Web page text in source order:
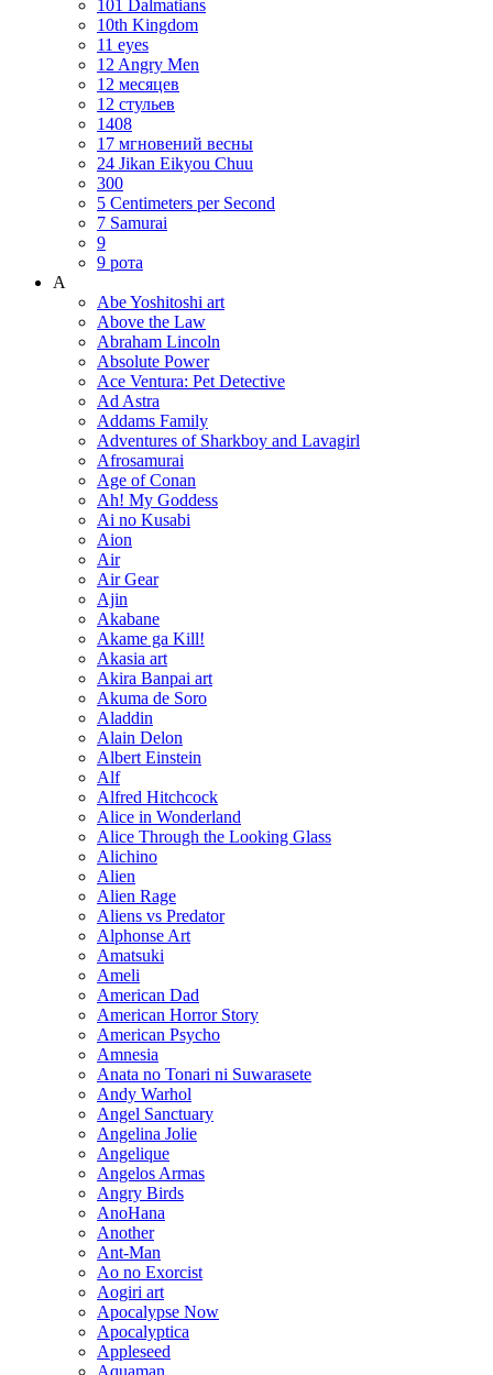
101 Dalmatians
10th Kingdom
11 eyes
12 Angry Men
12 месяцев
12 стульев
1408
17 мгновений весны
24 Jikan Eikyou Chuu
300
5 Centimeters per Second
7 Samurai
9
9 рота
A
Abe Yoshitoshi art
Above the Law
Abraham Lincoln
Absolute Power
Ace Ventura: Pet Detective
Ad Astra
Addams Family
Adventures of Sharkboy and Lavagirl
Afrosamurai
Age of Conan
Ah! My Goddess
Ai no Kusabi
Aion
Air
Air Gear
Ajin
Akabane
Akame ga Kill!
Akasia art
Akira Banpai art
Akuma de Soro
Aladdin
Alain Delon
Albert Einstein
Alf
Alfred Hitchcock
Alice in Wonderland
Alice Through the Looking Glass
Alichino
Alien
Alien Rage
Aliens vs Predator
Alphonse Art
Amatsuki
Ameli
American Dad
American Horror Story
American Psycho
Amnesia
Anata no Tonari ni Suwarasete
Andy Warhol
Angel Sanctuary
Angelina Jolie
Angelique
Angelos Armas
Angry Birds
AnoHana
Another
Ant-Man
Ao no Exorcist
Aogiri art
Apocalypse Now
Apocalyptica
Appleseed